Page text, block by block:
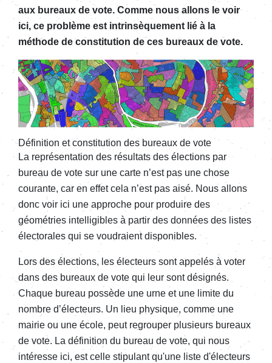
aux bureaux de vote. Comme nous allons le voir
ici, ce problème est intrinsèquement lié à la
méthode de constitution de ces bureaux de vote.
Définition et constitution des bureaux de vote
La représentation des résultats des élections par
bureau de vote sur une carte n’est pas une chose
courante, car en effet cela n’est pas aisé. Nous allons
donc voir ici une approche pour produire des
géométries intelligibles à partir des données des listes
électorales qui se voudraient disponibles.
Lors des élections, les électeurs sont appelés à voter
dans des bureaux de vote qui leur sont désignés.
Chaque bureau possède une urne et une limite du
nombre d’électeurs. Un lieu physique, comme une
mairie ou une école, peut regrouper plusieurs bureaux
de vote. La définition du bureau de vote, qui nous
intéresse ici, est celle stipulant qu'une liste d'électeurs